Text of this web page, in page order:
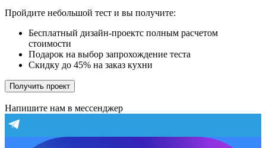
Пройдите небольшой тест и вы получите:
Бесплатный дизайн-проектс полным расчетом
стоимости
Подарок на выбор запрохождение теста
Скидку до 45% на заказ кухни
Получить проект
Напишите нам в мессенджер